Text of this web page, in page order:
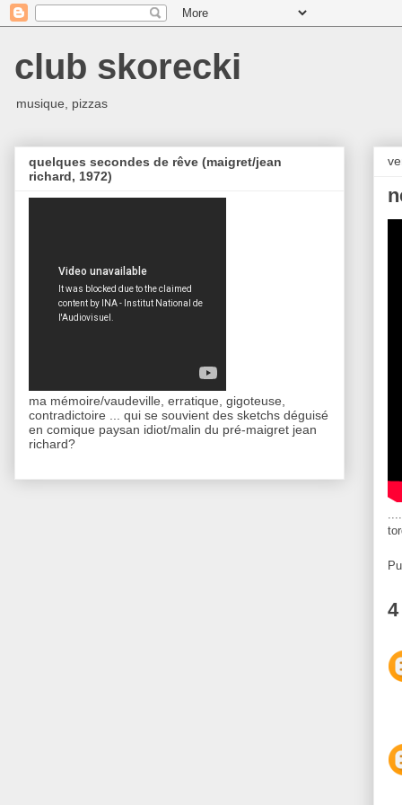
club skorecki
musique, pizzas
quelques secondes de rêve (maigret/jean
richard, 1972)
ma mémoire/vaudeville, erratique, gigoteuse,
contradictoire ... qui se souvient des sketchs déguisé
en comique paysan idiot/malin du pré-maigret jean
richard?